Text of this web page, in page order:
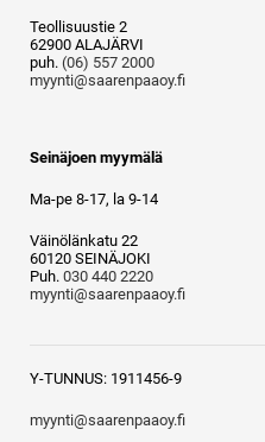
Teollisuustie 2
62900 ALAJÄRVI
puh. (06) 557 2000
myynti@saarenpaaoy.fi
Seinäjoen myymälä
Ma-pe 8-17, la 9-14
Väinölänkatu 22
60120 SEINÄJOKI
Puh. 030 440 2220
myynti@saarenpaaoy.fi
Y-TUNNUS: 1911456-9
myynti@saarenpaaoy.fi